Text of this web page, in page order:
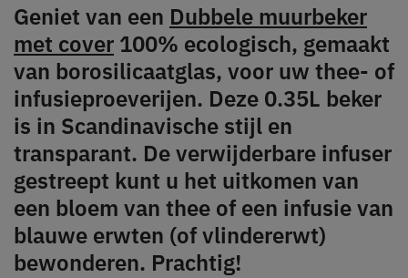
Geniet van een Dubbele muurbeker
met cover 100% ecologisch, gemaakt
van borosilicaatglas, voor uw thee- of
infusieproeverijen. Deze 0.35L beker
is in Scandinavische stijl en
transparant. De verwijderbare infuser
gestreept kunt u het uitkomen van
een bloem van thee of een infusie van
blauwe erwten (of vlindererwt)
bewonderen. Prachtig!